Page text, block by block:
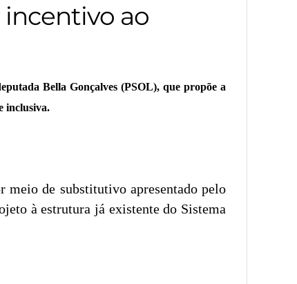
ao
Bella Gonçalves (PSOL), que propõe a
inclusiva.
de substitutivo apresentado pelo
à estrutura já existente do Sistema